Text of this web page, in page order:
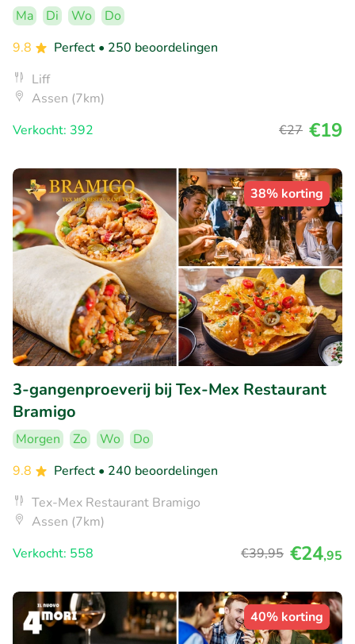
Ma Di Wo
Do
9.8
Perfect • 250 beoordelingen
Liff
Assen (7km)
Verkocht: 392
€27 €19
38% korting
3-gangenproeverij bij Tex-Mex Restaurant
Bramigo
Morgen Zo Wo
Do
9.8
Perfect • 240 beoordelingen
Tex-Mex Restaurant Bramigo
Assen (7km)
Verkocht: 558
€39,95 €24,95
40% korting